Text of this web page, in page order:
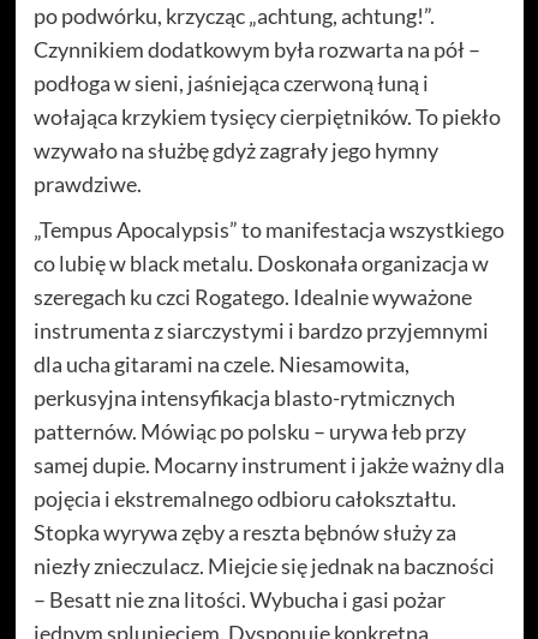
po podwórku, krzycząc „achtung, achtung!”.
Czynnikiem dodatkowym była rozwarta na pół –
podłoga w sieni, jaśniejąca czerwoną łuną i
wołająca krzykiem tysięcy cierpiętników. To piekło
wzywało na służbę gdyż zagrały jego hymny
prawdziwe.
„Tempus Apocalypsis” to manifestacja wszystkiego
co lubię w black metalu. Doskonała organizacja w
szeregach ku czci Rogatego. Idealnie wyważone
instrumenta z siarczystymi i bardzo przyjemnymi
dla ucha gitarami na czele. Niesamowita,
perkusyjna intensyfikacja blasto-rytmicznych
patternów. Mówiąc po polsku – urywa łeb przy
samej dupie. Mocarny instrument i jakże ważny dla
pojęcia i ekstremalnego odbioru całokształtu.
Stopka wyrywa zęby a reszta bębnów służy za
niezły znieczulacz. Miejcie się jednak na baczności
– Besatt nie zna litości. Wybucha i gasi pożar
jednym splunięciem. Dysponuje konkretną